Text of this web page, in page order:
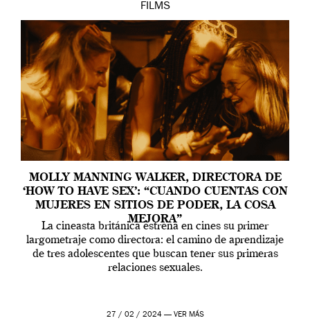
FILMS
MOLLY MANNING WALKER, DIRECTORA DE
‘HOW TO HAVE SEX’: “CUANDO CUENTAS CON
MUJERES EN SITIOS DE PODER, LA COSA
MEJORA”
La cineasta británica estrena en cines su primer
largometraje como directora: el camino de aprendizaje
de tres adolescentes que buscan tener sus primeras
relaciones sexuales.
27 / 02 / 2024 — VER MÁS